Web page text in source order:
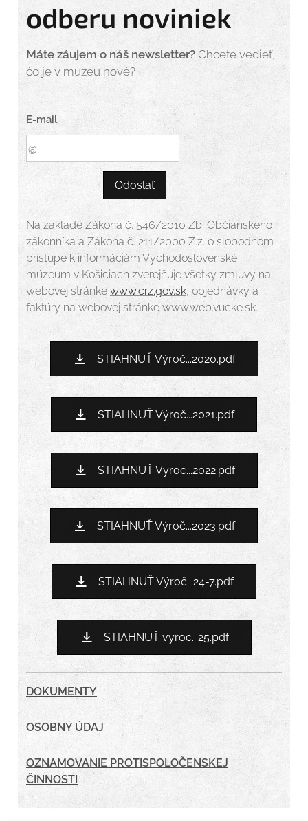
odberu noviniek
Máte záujem o náš newsletter? Chcete vedieť,
čo je v múzeu nové?
E-mail
Odoslať
Na základe Zákona č. 546/2010 Zb. Občianskeho
zákonníka a Zákona č. 211/2000 Z.z. o slobodnom
prístupe k informáciám Východoslovenské
múzeum v Košiciach zverejňuje všetky zmluvy na
webovej stránkewww.crz.gov.sk, objednávky a
faktúry na webovej stránke www.web.vucke.sk.
STIAHNUŤ Výroč...2020.pdf
STIAHNUŤ Výroč...2021.pdf
STIAHNUŤ Vyroc...2022.pdf
STIAHNUŤ Výroč...2023.pdf
STIAHNUŤ Výroč...24-7.pdf
STIAHNUŤ vyroc...25.pdf
DOKUMENTY
OSOBNÝ ÚDAJ
OZNAMOVANIE PROTISPOLOČENSKEJ
ČINNOSTI